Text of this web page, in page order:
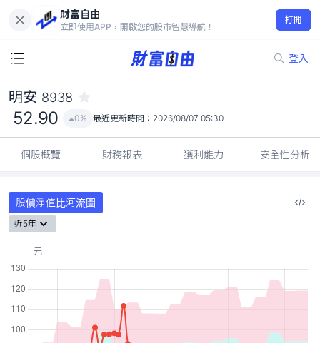
財富自由
立即使用APP，開啟您的股市智慧導航！
打開
登入
52.90
0%
明安 8938
52.90 0% 最近更新時間： 2026/08/07 05:30
個股概覽 財務報表 獲利能力 安全性分析
股價淨值比河流圖
近5年